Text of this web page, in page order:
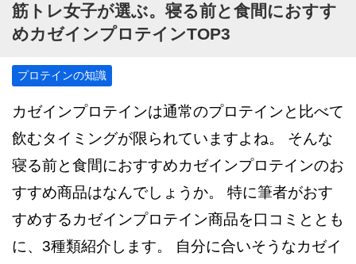
筋トレ女子が選ぶ。寝る前と食間におすす
めカゼインプロテインTOP3
プロテインの知識
カゼインプロテインは通常のプロテインと比べて
飲むタイミングが限られていますよね。 そんな
寝る前と食間におすすめカゼインプロテインのお
すすめ商品はなんでしょうか。 特に筆者がおす
すめするカゼインプロテイン商品を口コミととも
に、3種類紹介します。 自分に合いそうなカゼイ